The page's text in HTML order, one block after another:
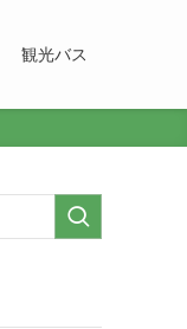
観光バス